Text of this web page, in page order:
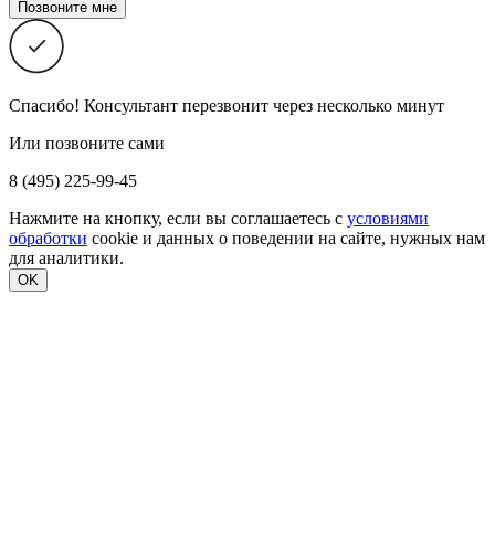
Спасибо! Консультант перезвонит через несколько минут
Или позвоните сами
8 (495) 225-99-45
Нажмите на кнопку, если вы соглашаетесь с условиями
обработки cookie и данных о поведении на сайте, нужных нам
для аналитики.
OK